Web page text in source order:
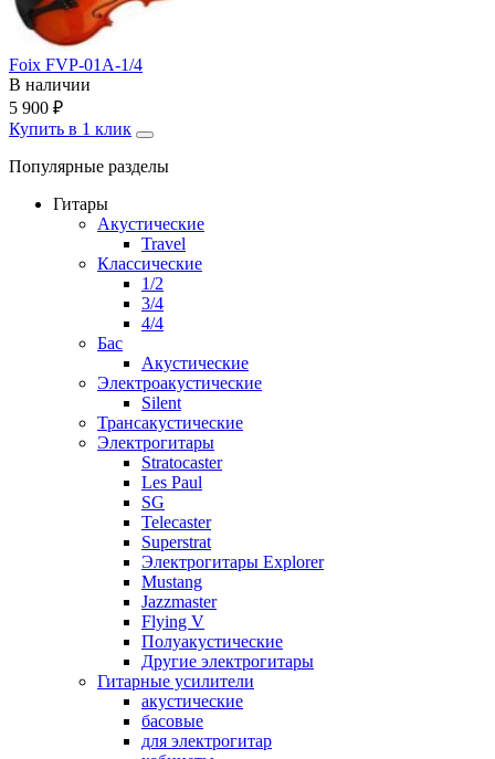
Foix FVP-01A-1/4
В наличии
5 900 ₽
Купить в 1 клик
Популярные разделы
Гитары
Акустические
Travel
Классические
1/2
3/4
4/4
Бас
Акустические
Электроакустические
Silent
Трансакустические
Электрогитары
Stratocaster
Les Paul
SG
Telecaster
Superstrat
Электрогитары Explorer
Mustang
Jazzmaster
Flying V
Полуакустические
Другие электрогитары
Гитарные усилители
акустические
басовые
для электрогитар